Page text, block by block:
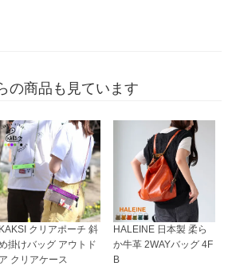
の商品も見ています
KAKSI クリアポーチ 斜
掛けバッグ アウトド
ア クリアケース
HALEINE 日本製 柔ら
か牛革 2WAYバッグ 4F
B